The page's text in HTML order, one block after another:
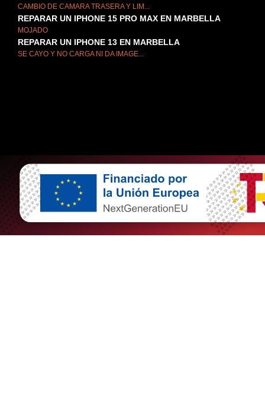
CAMBIO DE CAMARA TRASERA Y LIM...
REPARAR UN IPHONE 15 PRO MAX EN MARBELLA
MOJADO
REPARAR UN IPHONE 13 EN MARBELLA
SE CAYO Y NO CARGA NI DA IMAGE...